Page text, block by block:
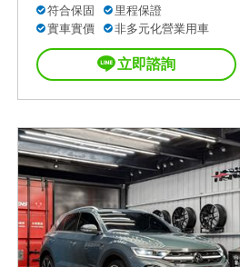
符合保固
里程保證
實車實價
非多元化營業用車
立即諮詢